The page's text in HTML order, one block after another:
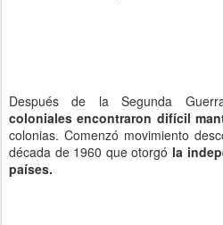
Después de la Segunda
coloniales encontraron difícil
colonias. Comenzó movimiento
década de 1960 que otorgó la
países.